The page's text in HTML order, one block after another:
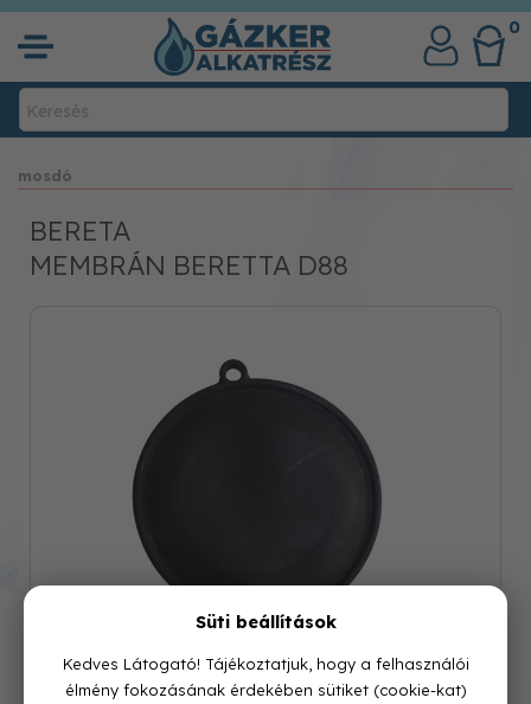
0
mosdó
BERETA
MEMBRÁN BERETTA D88
Süti beállítások
Kedves Látogató! Tájékoztatjuk, hogy a felhasználói
élmény fokozásának érdekében sütiket (cookie-kat)